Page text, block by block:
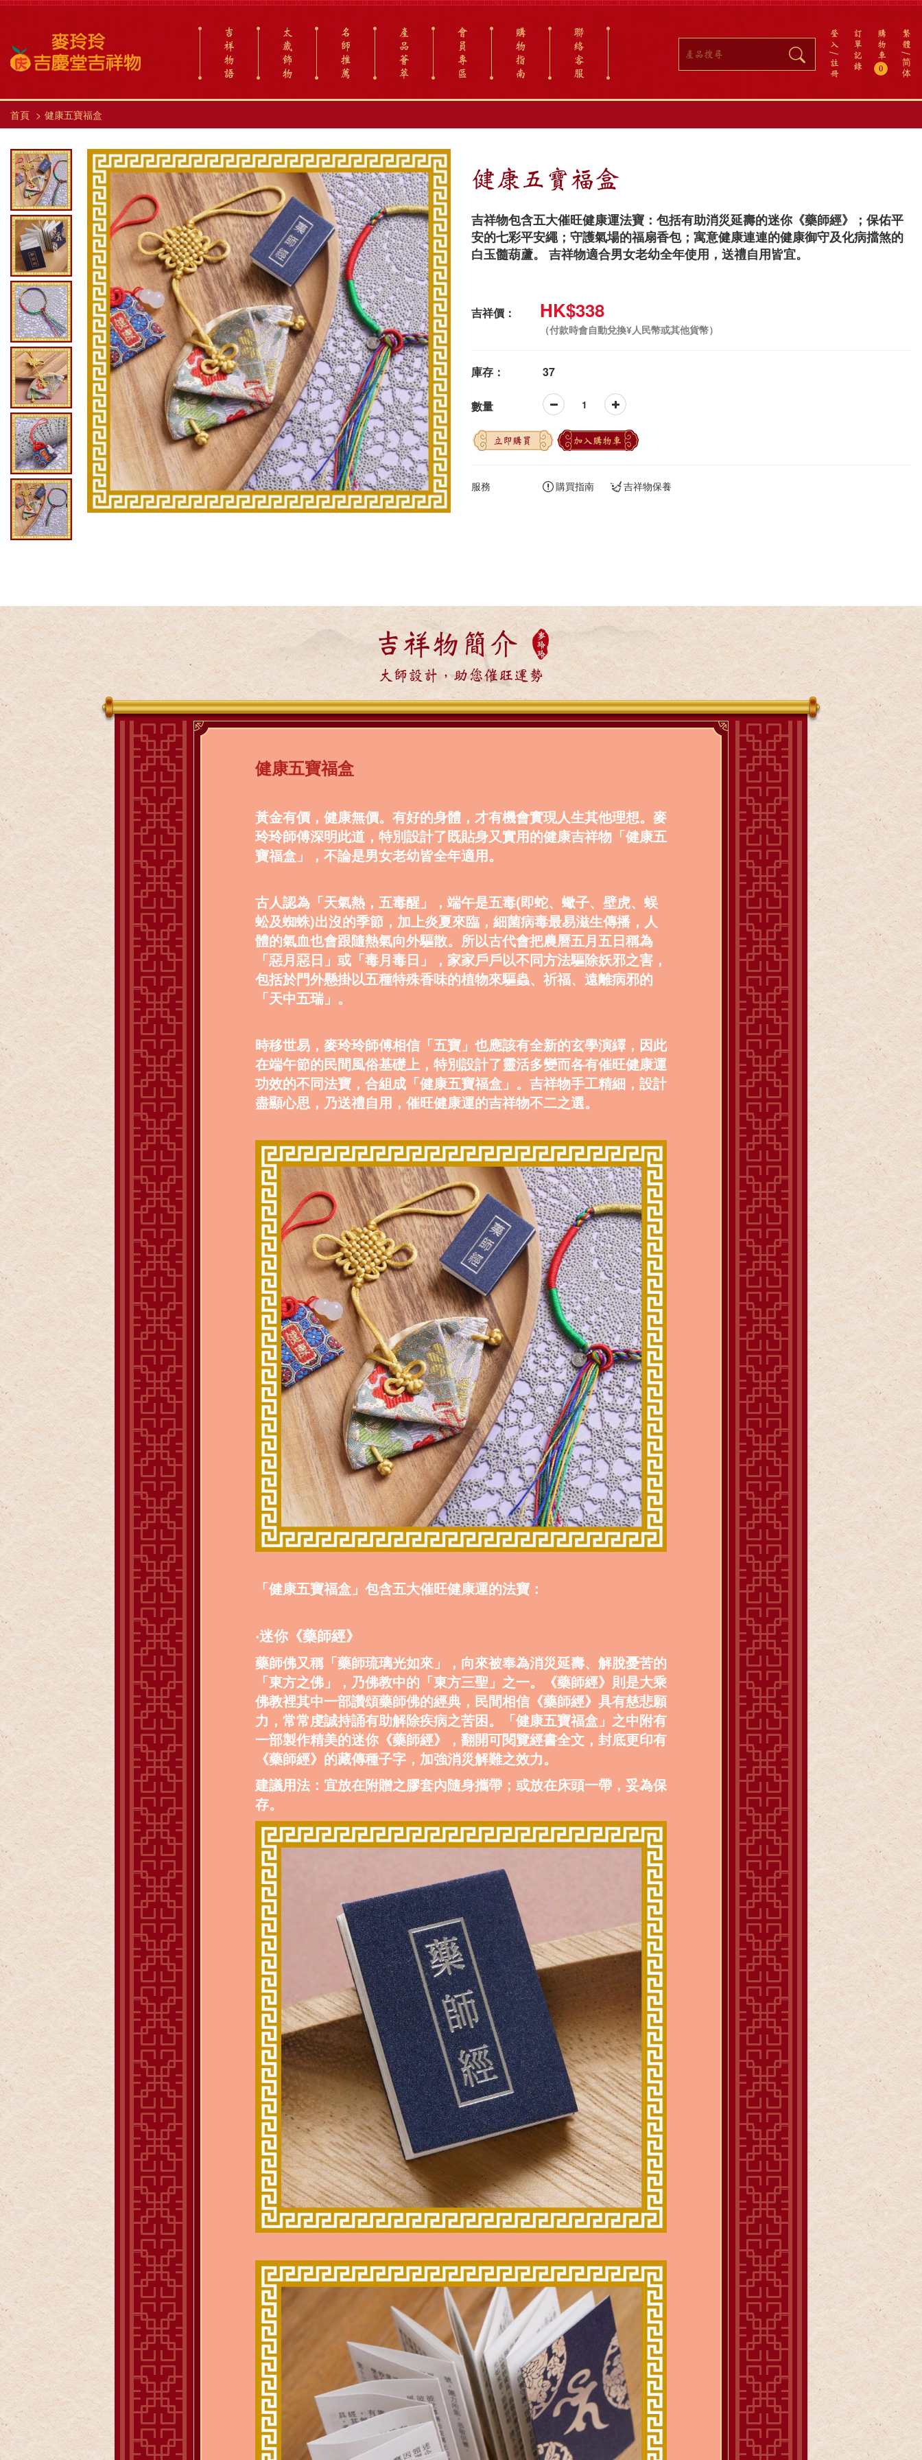
繁
體
简
体
購
物
車
0
訂
單
記
錄
登
入
註
冊
吉
祥
物
語
太
歲
飾
物
名
師
推
薦
產
品
薈
萃
會
員
專
區
購
物
指
南
聯
絡
客
服
首頁 健康五寶福盒
健康五寶福盒
吉祥物包含五大催旺健康運法寶：包括有助消災延壽的迷你《藥師經》；保佑平
安的七彩平安繩；守護氣場的福扇香包；寓意健康連連的健康御守及化病擋煞的
白玉髓葫蘆。 吉祥物適合男女老幼全年使用，送禮自用皆宜。
吉祥價： HK$338
（付款時會自動兌換¥人民幣或其他貨幣）
庫存： 37
數量
立即購買 加入購物車
服務 購買指南 吉祥物保養
吉祥物簡介
大師設計，助您催旺運勢
健康五寶福盒
黃金有價，健康無價。有好的身體，才有機會實現人生其他理想。麥
玲玲師傅深明此道，特別設計了既貼身又實用的健康吉祥物「健康五
寶福盒」，不論是男女老幼皆全年適用。
古人認為「天氣熱，五毒醒」，端午是五毒(即蛇、蠍子、壁虎、蜈
蚣及蜘蛛)出沒的季節，加上炎夏來臨，細菌病毒最易滋生傳播，人
體的氣血也會跟隨熱氣向外驅散。所以古代會把農曆五月五日稱為
「惡月惡日」或「毒月毒日」，家家戶戶以不同方法驅除妖邪之害，
包括於門外懸掛以五種特殊香味的植物來驅蟲、祈福、遠離病邪的
「天中五瑞」。
時移世易，麥玲玲師傅相信「五寶」也應該有全新的玄學演繹，因此
在端午節的民間風俗基礎上，特別設計了靈活多變而各有催旺健康運
功效的不同法寶，合組成「健康五寶福盒」。吉祥物手工精細，設計
盡顯心思，乃送禮自用，催旺健康運的吉祥物不二之選。
「健康五寶福盒」包含五大催旺健康運的法寶：
‧迷你《藥師經》
藥師佛又稱「藥師琉璃光如來」，向來被奉為消災延壽、解脫憂苦的
「東方之佛」，乃佛教中的「東方三聖」之一。《藥師經》則是大乘
佛教裡其中一部讚頌藥師佛的經典，民間相信《藥師經》具有慈悲願
力，常常虔誠持誦有助解除疾病之苦困。「健康五寶福盒」之中附有
一部製作精美的迷你《藥師經》，翻開可閱覽經書全文，封底更印有
《藥師經》的藏傳種子字，加強消災解難之效力。
建議用法：宜放在附贈之膠套內隨身攜帶；或放在床頭一帶，妥為保
存。